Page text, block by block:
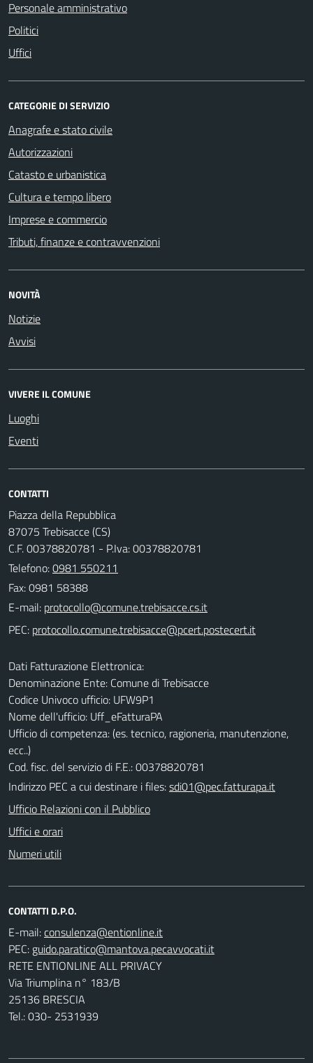
Personale amministrativo
Politici
Uffici
CATEGORIE DI SERVIZIO
Anagrafe e stato civile
Autorizzazioni
Catasto e urbanistica
Cultura e tempo libero
Imprese e commercio
Tributi, finanze e contravvenzioni
NOVITÀ
Notizie
Avvisi
VIVERE IL COMUNE
Luoghi
Eventi
CONTATTI
Piazza della Repubblica
87075 Trebisacce (CS)
C.F. 00378820781 - P.Iva: 00378820781
Telefono:0981 550211
Fax: 0981 58388
E-mail:
PEC:
Dati Fatturazione Elettronica:
Denominazione Ente: Comune di Trebisacce
Codice Univoco ufficio: UFW9P1
Nome dell'ufficio: Uff_eFatturaPA
Ufficio di competenza: (es. tecnico, ragioneria, manutenzione,
ecc..)
Cod. fisc. del servizio di F.E.: 00378820781
Indirizzo PEC a cui destinare i files:sdi01@pec.fatturapa.it
Ufficio Relazioni con il Pubblico
Uffici e orari
Numeri utili
CONTATTI D.P.O.
E-mail:
PEC:
RETE ENTIONLINE ALL PRIVACY
Via Triumplina n° 183/B
25136 BRESCIA
Tel.: 030- 2531939